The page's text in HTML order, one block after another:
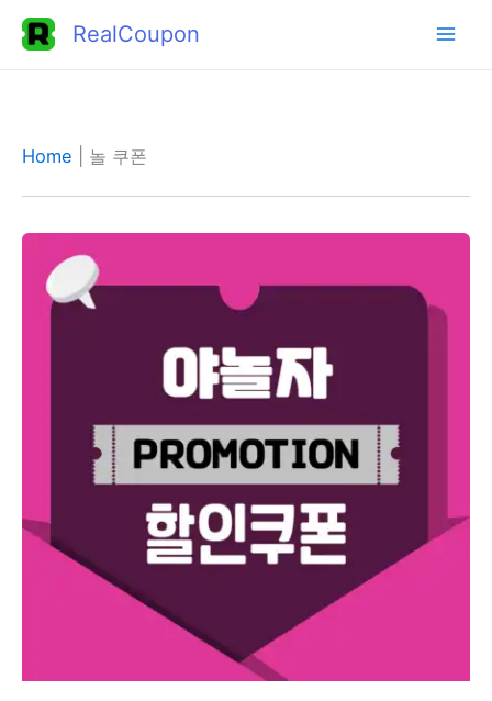
RealCoupon
Home 놀 쿠폰